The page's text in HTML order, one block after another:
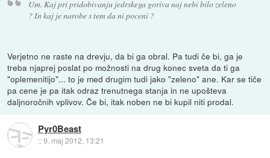
Um. Kaj pri pridobivanju jedrskega goriva naj nebi bilo zeleno
? In kaj je narobe s tem da ni poceni ?
Verjetno ne raste na drevju, da bi ga obral. Pa tudi če bi, ga je
treba njaprej poslat po možnosti na drug konec sveta da ti ga
"oplemenitijo"... to je med drugim tudi jako "zeleno" ane. Kar se tiče
pa cene je pa itak odraz trenutnega stanja in ne upošteva
daljnoročnih vplivov. Če bi, itak noben ne bi kupil niti prodal.
Pyr0Beast
::9. maj 2012, 13:21